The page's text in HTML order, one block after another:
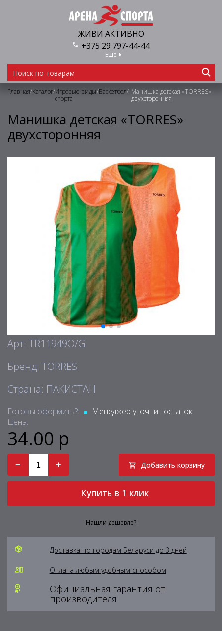
ЖИВИ АКТИВНО
+375 29 797-44-44
Еще
Главная/Каталог/Игровые виды
спорта
/Баскетбол/ Манишка детская «TORRES»
двухсторонняя
Манишка детская «TORRES»
двухсторонняя
Арт: TR11949O/G
Бренд: TORRES
Страна: ПАКИСТАН
Готовы оформить?:
Менеджер уточнит остаток
Цена:
34.00 р
− + Добавить корзину
Купить в 1 клик
Нашли дешевле?
Доставка по городам Беларуси до 3 дней
Оплата любым удобным способом
Официальная гарантия от
производителя